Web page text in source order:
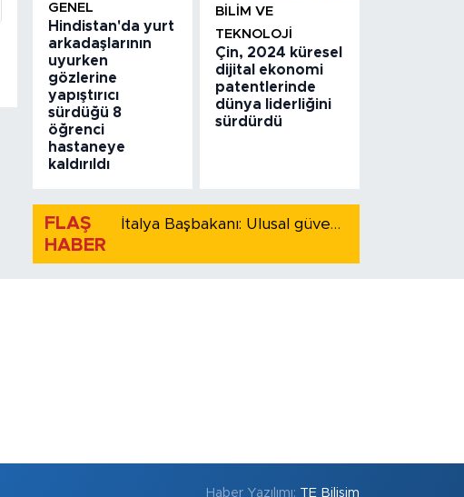
GENEL
Hindistan'da yurt
arkadaşlarının
uyurken
gözlerine
yapıştırıcı
sürdüğü 8
öğrenci
hastaneye
kaldırıldı
BILIM VE
TEKNOLOJI
Çin, 2024 küresel
dijital ekonomi
patentlerinde
dünya liderliğini
sürdürdü
FLAŞ
HABER
İtalya Başbakanı: Ulusal güvenliği korumak için İspanya ile Schengen kapsamındaki serbest dolaşımı askıya alıyoruz
Haber Yazılımı: TE Bilişim